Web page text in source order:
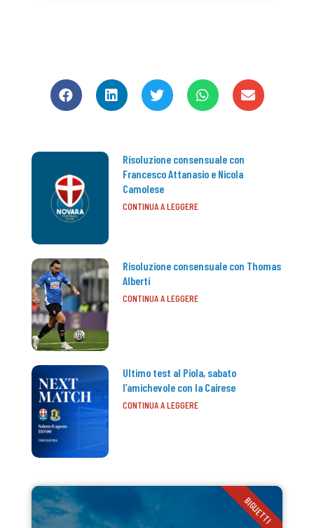
Risoluzione consensuale con
Francesco Attanasio e Nicola
Camolese
CONTINUA A LEGGERE
Risoluzione consensuale con Thomas
Alberti
CONTINUA A LEGGERE
Ultimo test al Piola, sabato
l’amichevole con la Cairese
CONTINUA A LEGGERE
BIGLIETTI